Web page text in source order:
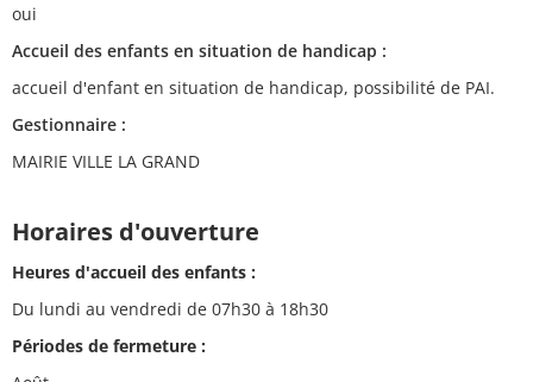
oui
Accueil des enfants en situation de handicap :
accueil d'enfant en situation de handicap, possibilité de PAI.
Gestionnaire :
MAIRIE VILLE LA GRAND
Horaires d'ouverture
Heures d'accueil des enfants :
Du lundi au vendredi de 07h30 à 18h30
Périodes de fermeture :